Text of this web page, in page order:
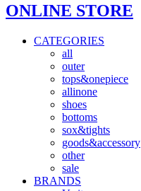
ONLINE STORE
CATEGORIES
all
outer
tops&onepiece
allinone
shoes
bottoms
sox&tights
goods&accessory
other
sale
BRANDS